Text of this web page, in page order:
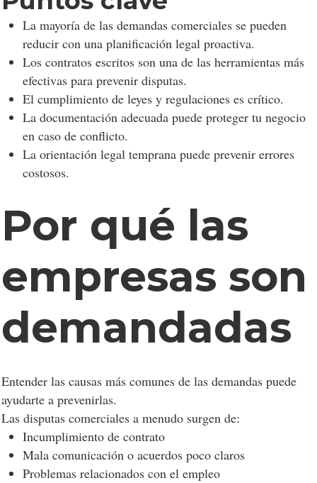
La mayoría de las demandas comerciales se pueden
reducir con una planificación legal proactiva.
Los contratos escritos son una de las herramientas más
efectivas para prevenir disputas.
El cumplimiento de leyes y regulaciones es crítico.
La documentación adecuada puede proteger tu negocio
en caso de conflicto.
La orientación legal temprana puede prevenir errores
costosos.
Por qué las
empresas son
demandadas
Entender las causas más comunes de las demandas puede
ayudarte a prevenirlas.
Las disputas comerciales a menudo surgen de:
Incumplimiento de contrato
Mala comunicación o acuerdos poco claros
Problemas relacionados con el empleo